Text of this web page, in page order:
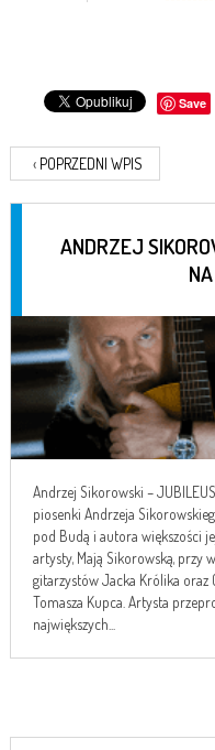
Save
‹ POPRZEDNI WPIS
ANDRZEJ
Andrzej Sikorowski –
piosenki Andrzeja
pod Budą i autora większości
artysty, Mają Sikorowską, przy
gitarzystów Jacka Królika oraz
Tomasza Kupca. Artysta
największych...